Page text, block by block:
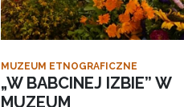
MUZEUM ETNOGRAFICZNE
„W BABCINEJ IZBIE” W
MUZEUM